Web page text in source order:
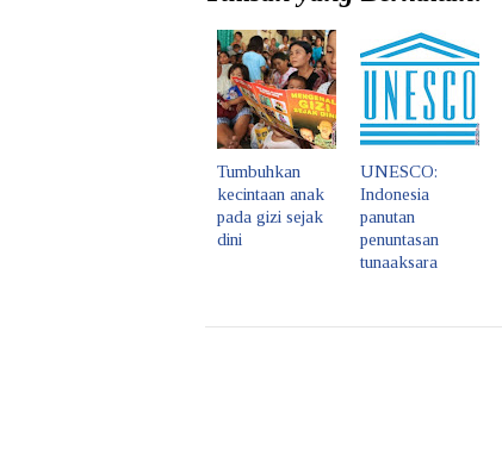
Tumbuhkan
kecintaan anak
pada gizi sejak
dini
UNESCO:
Indonesia
panutan
penuntasan
tunaaksara